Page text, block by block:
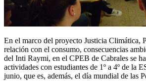
En el marco del proyecto Justicia Climática,
relación con el consumo, consecuencias
del Inti Raymi, en el CPEB de Cabrales se
actividades con estudiantes de 1º a 4º de la
junio, que es, además, el día mundial de las